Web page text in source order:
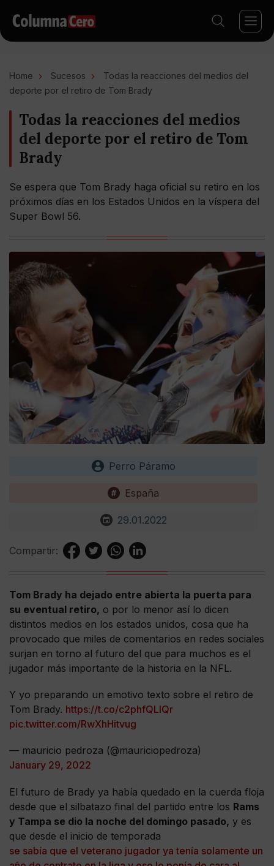
Home Sucesos
Todas la reacciones del medios del
deporte por el retiro de Tom Brady
Todas la reacciones del medios
del deporte por el retiro de Tom
Brady
Se espera que Tom Brady haga oficial su retiro en los
próximos días en los Estados Unidos en la víspera del
Super Bowl 56.
Perro Páramo
España
29.01.2022
Compartir:
Tom Brady ha dejado entre abierta la puerta para
su eventual retiro, o por lo menor así lo dicen
distintos medios en los estados unidos, cosa que ha
provocado que miles de comentarios en redes sociales
surjan en torno al futuro del que para muchos es el
jugador más importante de la historia en la NFL.
Y yo preparando un emotivo texto sobre el retiro de
Tom Brady. https://t.co/c2phfQLlQr
pic.twitter.com/RwXhHitvug
— mauricio pedroza (@mauriciopedroza)
January 29, 2022
El futuro de Brady ya había quedado en la cuerda floja
desde que el silbatazo final del partido entre los Rams
y Tampa se dio la noche del domingo pasado, y es
que desde el inicio de temporada
se sabía que el veterano jugador ya tenía solamente un